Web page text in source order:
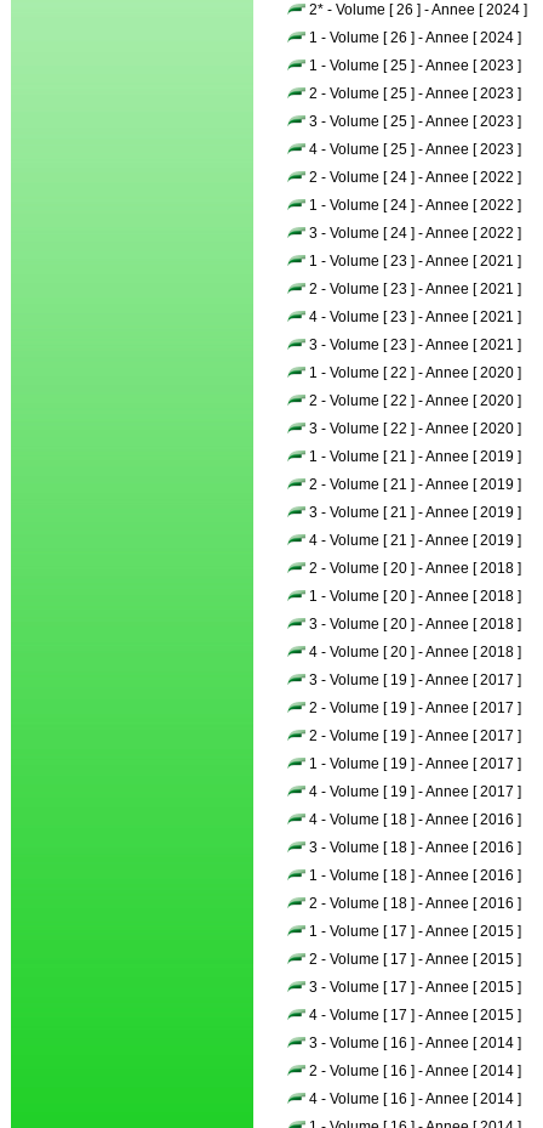
2* - Volume [ 26 ] - Annee [ 2024 ]
1 - Volume [ 26 ] - Annee [ 2024 ]
1 - Volume [ 25 ] - Annee [ 2023 ]
2 - Volume [ 25 ] - Annee [ 2023 ]
3 - Volume [ 25 ] - Annee [ 2023 ]
4 - Volume [ 25 ] - Annee [ 2023 ]
2 - Volume [ 24 ] - Annee [ 2022 ]
1 - Volume [ 24 ] - Annee [ 2022 ]
3 - Volume [ 24 ] - Annee [ 2022 ]
1 - Volume [ 23 ] - Annee [ 2021 ]
2 - Volume [ 23 ] - Annee [ 2021 ]
4 - Volume [ 23 ] - Annee [ 2021 ]
3 - Volume [ 23 ] - Annee [ 2021 ]
1 - Volume [ 22 ] - Annee [ 2020 ]
2 - Volume [ 22 ] - Annee [ 2020 ]
3 - Volume [ 22 ] - Annee [ 2020 ]
1 - Volume [ 21 ] - Annee [ 2019 ]
2 - Volume [ 21 ] - Annee [ 2019 ]
3 - Volume [ 21 ] - Annee [ 2019 ]
4 - Volume [ 21 ] - Annee [ 2019 ]
2 - Volume [ 20 ] - Annee [ 2018 ]
1 - Volume [ 20 ] - Annee [ 2018 ]
3 - Volume [ 20 ] - Annee [ 2018 ]
4 - Volume [ 20 ] - Annee [ 2018 ]
3 - Volume [ 19 ] - Annee [ 2017 ]
2 - Volume [ 19 ] - Annee [ 2017 ]
2 - Volume [ 19 ] - Annee [ 2017 ]
1 - Volume [ 19 ] - Annee [ 2017 ]
4 - Volume [ 19 ] - Annee [ 2017 ]
4 - Volume [ 18 ] - Annee [ 2016 ]
3 - Volume [ 18 ] - Annee [ 2016 ]
1 - Volume [ 18 ] - Annee [ 2016 ]
2 - Volume [ 18 ] - Annee [ 2016 ]
1 - Volume [ 17 ] - Annee [ 2015 ]
2 - Volume [ 17 ] - Annee [ 2015 ]
3 - Volume [ 17 ] - Annee [ 2015 ]
4 - Volume [ 17 ] - Annee [ 2015 ]
3 - Volume [ 16 ] - Annee [ 2014 ]
2 - Volume [ 16 ] - Annee [ 2014 ]
4 - Volume [ 16 ] - Annee [ 2014 ]